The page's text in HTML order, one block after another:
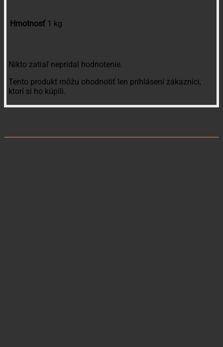
Hmotnosť 1 kg
Nikto zatiaľ nepridal hodnotenie.
Tento produkt môžu ohodnotiť len prihlásení zákazníci,
ktorí si ho kúpili.